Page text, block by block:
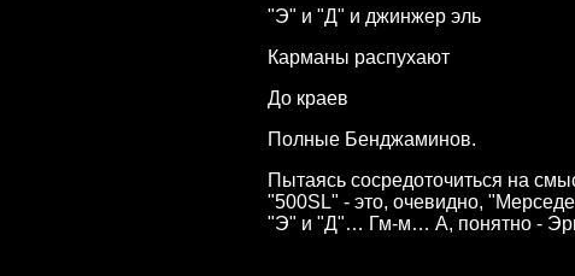
"Э" и "Д" и джинжер эль
Карманы распухают
До краев
Полные Бенджаминов.
Пытаясь сосредоточиться на
"500SL" - это, очевидно,
"Э" и "Д"… Гм-м… А, понятно -